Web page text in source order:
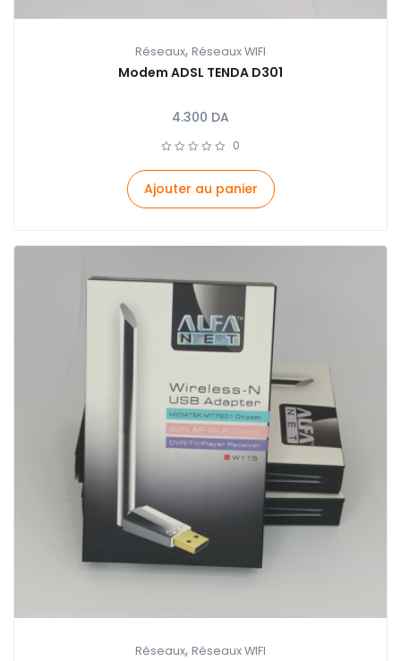
Réseaux, Réseaux WIFI
Modem ADSL TENDA D301
4.300 DA
0
Ajouter au panier
Réseaux, Réseaux WIFI